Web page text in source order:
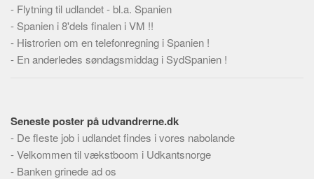
- Flytning til udlandet - bl.a. Spanien
- Spanien i 8'dels finalen i VM !!
- Histrorien om en telefonregning i Spanien !
- En anderledes søndagsmiddag i SydSpanien !
Seneste poster på udvandrerne.dk
- De fleste job i udlandet findes i vores nabolande
-Velkommen til vækstboom i Udkantsnorge
- Banken grinede ad os